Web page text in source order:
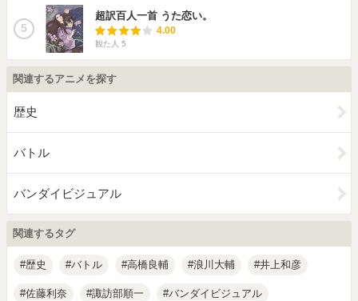
5
超訳百人一首 うた恋い。
4.00
観た人 5
関連するアニメを探す
歴史
バトル
バンダイビジュアル
関連するタグ
歴史 バトル 高橋良輔 浪川大輔 井上和彦
佐藤利奈 諏訪部順一 バンダイビジュアル